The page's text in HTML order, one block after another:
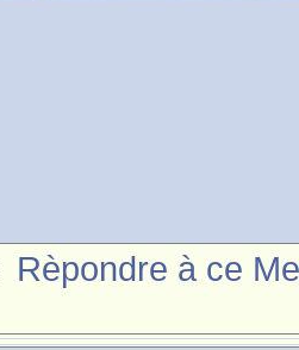
Rèpondre à ce